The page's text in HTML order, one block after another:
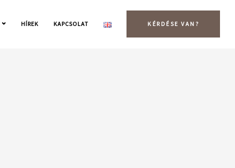
HÍREK KAPCSOLAT KÉRDÉSE VAN?